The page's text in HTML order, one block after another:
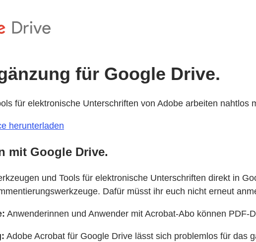
für Google Drive.
für elektronische Unterschriften von Adobe arbeiten
herunterladen
mit Google Drive.
und Tools für elektronische Unterschriften direkt in
Dafür müsst ihr euch nicht erneut
Anwenderinnen und Anwender mit Acrobat-Abo können PDF-
Adobe Acrobat für Google Drive lässt sich problemlos für das